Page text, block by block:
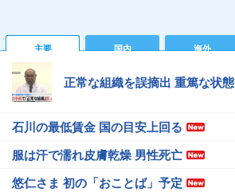
主要 国内 海外
正常な組織を誤摘出 重篤な状態
石川の最低賃金 国の目安上回る
服は汗で濡れ皮膚乾燥 男性死亡
悠仁さま 初の「おことば」予定